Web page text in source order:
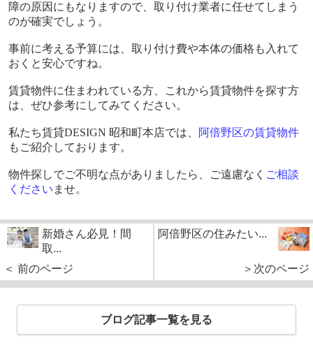
障の原因にもなりますので、取り付け業者に任せてしまう
のが確実でしょう。
事前に考える予算には、取り付け費や本体の価格も入れて
おくと安心ですね。
賃貸物件に住まわれている方、これから賃貸物件を探す方
は、ぜひ参考にしてみてください。
私たち賃貸DESIGN 昭和町本店では、
阿倍野区の賃貸物件
もご紹介しております。
物件探しでご不明な点がありましたら、ご遠慮なく ご相談
ください ませ。
新婚さん必見！間
取...
＜ 前のページ
阿倍野区の住みたい...
＞次のページ
ブログ記事一覧を見る